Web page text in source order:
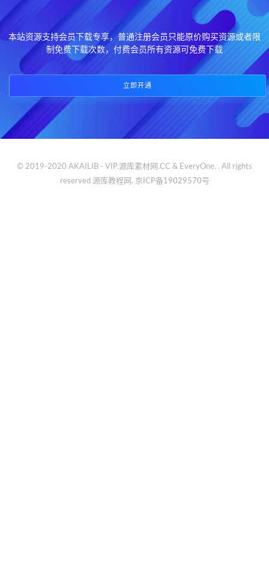
本站资源支持会员下载专享，普通注册会员只能原价购买资源或者限
制免费下载次数，付费会员所有资源可免费下载
立即开通
© 2019-2020 AKAILIB - VIP.源库素材网.CC & EveryOne. . All rights
reserved 源库教程网. 京ICP备19029570号